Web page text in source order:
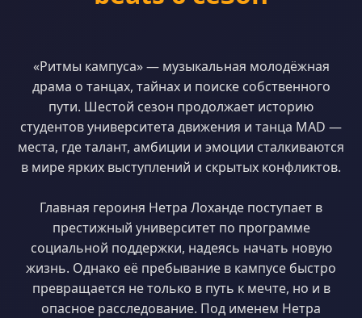
«Ритмы кампуса» — музыкальная молодёжная
драма о танцах, тайнах и поиске собственного
пути. Шестой сезон продолжает историю
студентов университета движения и танца MAD —
места, где талант, амбиции и эмоции сталкиваются
в мире ярких выступлений и скрытых конфликтов.
Главная героиня Нетра Лоханде поступает в
престижный университет по программе
социальной поддержки, надеясь начать новую
жизнь. Однако её пребывание в кампусе быстро
превращается не только в путь к мечте, но и в
опасное расследование. Под именем Нетра